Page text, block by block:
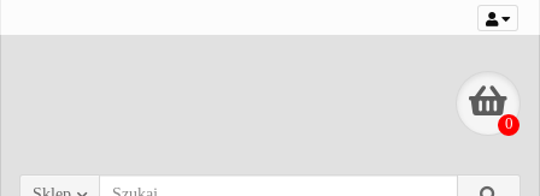
0